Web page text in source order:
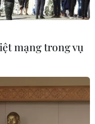
mạng trong vụ